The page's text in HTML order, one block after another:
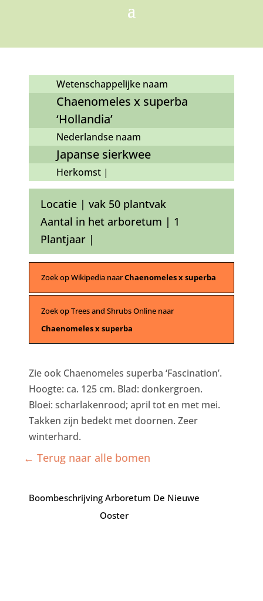
Wetenschappelijke naam
Chaenomeles x superba
‘Hollandia’
Nederlandse naam
Japanse sierkwee
Herkomst |
Locatie | vak 50 plantvak
Aantal in het arboretum | 1
Plantjaar |
Zoek op Wikipedia naarChaenomeles x superba
Zoek op Trees and Shrubs Online naar
Chaenomeles x superba
Zie ook Chaenomeles superba ‘Fascination’.
Hoogte: ca. 125 cm. Blad: donkergroen.
Bloei: scharlakenrood; april tot en met mei.
Takken zijn bedekt met doornen. Zeer
winterhard.
← Terug naar alle bomen
Boombeschrijving Arboretum De Nieuwe
Ooster